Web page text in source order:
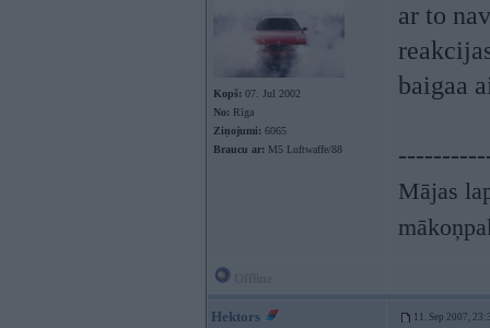
Kopš: 07. Jul 2002
No: Rīga
Ziņojumi: 6065
Braucu ar: M5 Luftwaffe/88
ar to
baigaa
Mājas
Hektors 11. Sep 2007,